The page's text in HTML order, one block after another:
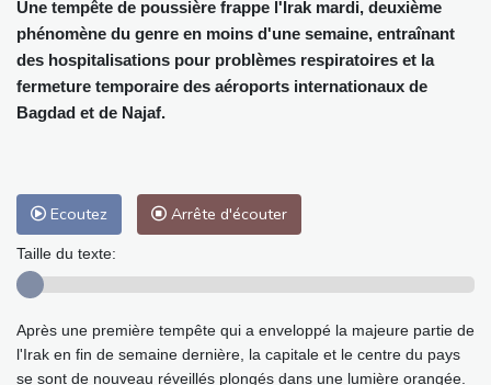
Une tempête de poussière frappe l'Irak mardi, deuxième
phénomène du genre en moins d'une semaine, entraînant
des hospitalisations pour problèmes respiratoires et la
fermeture temporaire des aéroports internationaux de
Bagdad et de Najaf.
Ecoutez Arrête d'écouter
Taille du texte:
Après une première tempête qui a enveloppé la majeure partie de
l'Irak en fin de semaine dernière, la capitale et le centre du pays
se sont de nouveau réveillés plongés dans une lumière orangée.